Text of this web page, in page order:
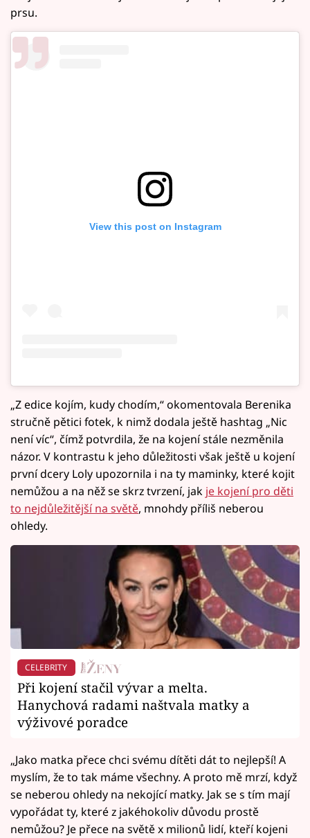
prsu.
View this post on Instagram
„Z edice kojím, kudy chodím,“ okomentovala Berenika
stručně pětici fotek, k nimž dodala ještě hashtag „Nic
není víc“, čímž potvrdila, že na kojení stále nezměnila
názor. V kontrastu k jeho důležitosti však ještě u kojení
první dcery Loly upozornila i na ty maminky, které kojit
nemůžou a na něž se skrz tvrzení, jak je kojení pro děti
to nejdůležitější na světě, mnohdy příliš neberou
ohledy.
CELEBRITY
Při kojení stačil vývar a melta.
Hanychová radami naštvala matky a
výživové poradce
„Jako matka přece chci svému dítěti dát to nejlepší! A
myslím, že to tak máme všechny. A proto mě mrzí, když
se neberou ohledy na nekojící matky. Jak se s tím mají
vypořádat ty, které z jakéhokoliv důvodu prostě
nemůžou? Je přece na světě x milionů lidí, kteří kojeni